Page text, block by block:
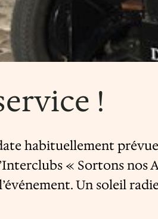
!
habituellement
« Sortons
Un soleil